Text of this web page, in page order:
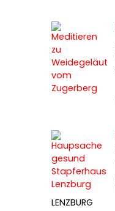
LENZBURG